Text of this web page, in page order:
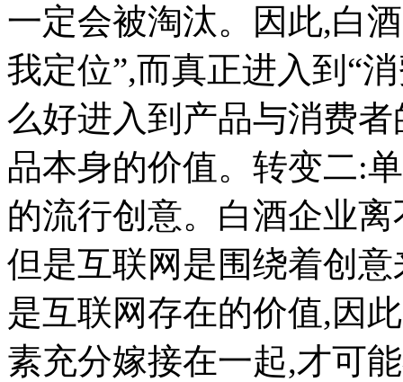
一定会被淘汰。因此,白
我定位”,而真正进入到“
么好进入到产品与消费
品本身的价值。转变二:
的流行创意。白酒企业
但是互联网是围绕着创
是互联网存在的价值,因
素充分嫁接在一起,才可